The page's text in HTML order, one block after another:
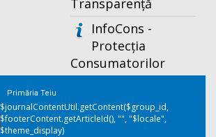
Transparență
InfoCons -
Protecția
Consumatorilor
Primăria Teiu
$journalContentUtil.getContent($group_id,
$footerContent.getArticleId(), "", "$locale",
$theme_display)